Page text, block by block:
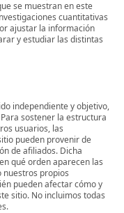
se muestran en este
cuantitativas
ajustar la información
y estudiar las distintas
independiente y objetivo,
sostener la estructura
usuarios, las
pueden provenir de
de afiliados. Dicha
qué orden aparecen las
nuestros propios
pueden afectar cómo y
sitio. No incluimos todas